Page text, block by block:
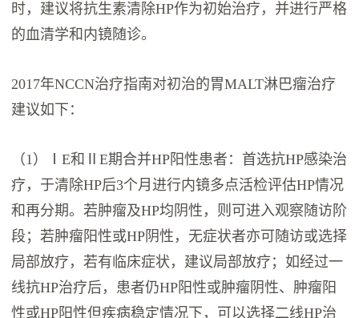
时，建议将抗生素清除HP作为初始治疗，并进行严格
的血清学和内镜随诊。
2017年NCCN治疗指南对初治的胃MALT淋巴瘤治疗
建议如下：
（1）ⅠE和ⅡE期合并HP阳性患者：首选抗HP感染治
疗，于清除HP后3个月进行内镜多点活检评估HP情况
和再分期。若肿瘤及HP均阴性，则可进入观察随访阶
段；若肿瘤阳性或HP阴性，无症状者亦可随访或选择
局部放疗，若有临床症状，建议局部放疗；如经过一
线抗HP治疗后，患者仍HP阳性或肿瘤阴性、肿瘤阳
性或HP阳性但疾病稳定情况下，可以选择二线HP治